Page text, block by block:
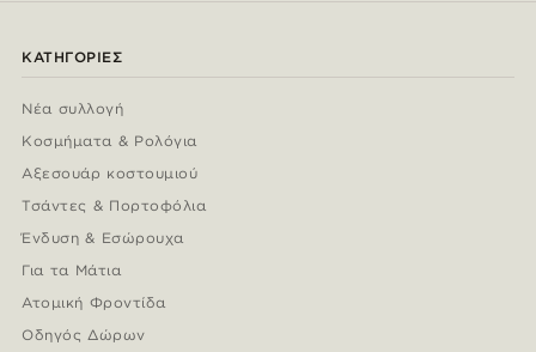
ΚΑΤΗΓΟΡΊΕΣ
Νέα συλλογή
Κοσμήματα & Ρολόγια
Αξεσουάρ κοστουμιού
Τσάντες & Πορτοφόλια
Ένδυση & Εσώρουχα
Για τα Μάτια
Ατομική Φροντίδα
Οδηγός Δώρων